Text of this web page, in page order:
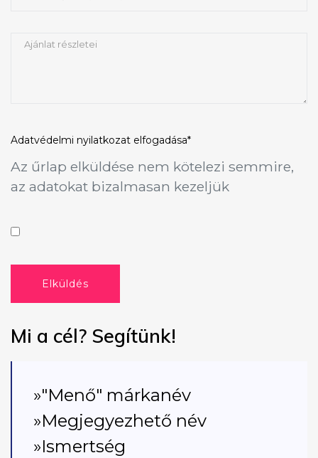
Adatvédelmi nyilatkozat elfogadása*
Az űrlap elküldése nem kötelezi semmire,
az adatokat bizalmasan kezeljük
Elküldés
Mi a cél? Segítünk!
»"Menő" márkanév
»Megjegyezhető név
»Ismertség